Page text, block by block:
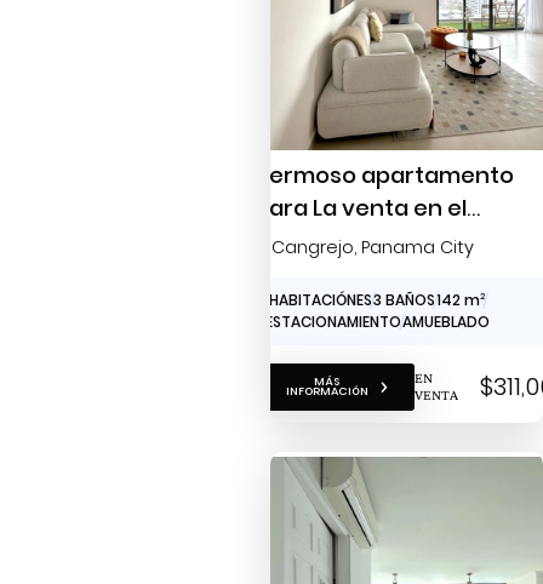
Hermoso apartamento
para La venta en el
Cangrejo
El Cangrejo, Panama City
3 HABITACIÓNES3 BAÑOS142 m2
1 ESTACIONAMIENTOAMUEBLADO
MÁS
INFORMACIÓN
EN
VENTA